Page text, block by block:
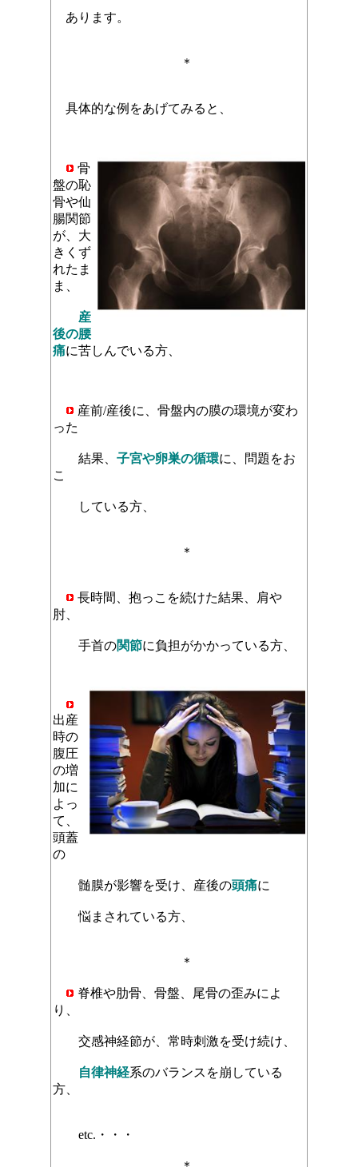
あります。
＊
具体的な例をあげてみると、
骨
盤の恥
骨や仙
腸関節
が、大
きくず
れたま
ま、
産
後の腰
痛に苦しんでいる方、
産前/産後に、骨盤内の膜の環境が変わ
った
結果、 子宮や卵巣の循環に、問題をお
こ
している方、
＊
長時間、抱っこを続けた結果、肩や
肘、
手首の関節に負担がかかっている方、
出産
時の
腹圧
の増
加に
よっ
て、
頭蓋
の
髄膜が影響を受け、産後の頭痛に
悩まされている方、
＊
脊椎や肋骨、骨盤、尾骨の歪みによ
り、
交感神経節が、常時刺激を受け続け、
自律神経系のバランスを崩している
方、
etc.・・・